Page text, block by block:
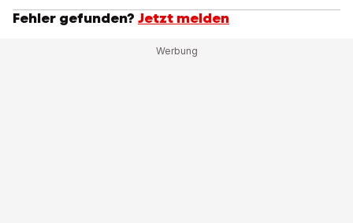
Fehler gefunden? Jetzt melden